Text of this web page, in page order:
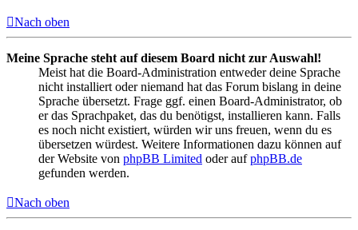
Nach oben
Meine Sprache steht auf diesem Board nicht zur Auswahl!
Meist hat die Board-Administration entweder deine Sprache
nicht installiert oder niemand hat das Forum bislang in deine
Sprache übersetzt. Frage ggf. einen Board-Administrator, ob
er das Sprachpaket, das du benötigst, installieren kann. Falls
es noch nicht existiert, würden wir uns freuen, wenn du es
übersetzen würdest. Weitere Informationen dazu können auf
der Website von phpBB Limited oder aufphpBB.de
gefunden werden.
Nach oben